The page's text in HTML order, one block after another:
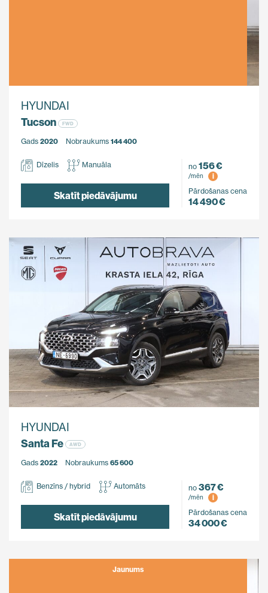
HYUNDAI
Tucson
FWD
Gads 2020 Nobraukums 144 400
Dīzelis Manuāla
Skatīt piedāvājumu
no 156 €
/mēn
i
Pārdošanas cena
14 490 €
HYUNDAI
Santa Fe
AWD
Gads 2022 Nobraukums 65 600
Benzīns / hybrid Automāts
Skatīt piedāvājumu
no 367 €
/mēn
i
Pārdošanas cena
34 000 €
Jaunums